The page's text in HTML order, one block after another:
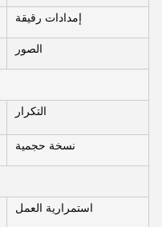
إمدادات رقيقة
الصور
التكرار
نسخة حجمية
استمرارية العمل